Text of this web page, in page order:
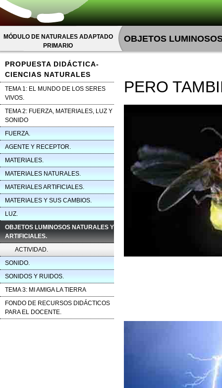
MÓDULO DE NATURALES ADAPTADO
PRIMARIO
PROPUESTA DIDÁCTICA-
CIENCIAS NATURALES
TEMA 1: EL MUNDO DE LOS SERES
VIVOS.
TEMA 2: FUERZA, MATERIALES, LUZ Y
SONIDO
FUERZA.
AGENTE Y RECEPTOR.
MATERIALES.
MATERIALES NATURALES.
MATERIALES ARTIFICIALES.
MATERIALES Y SUS CAMBIOS.
LUZ.
OBJETOS LUMINOSOS NATURALES Y
ARTIFICIALES.
ACTIVIDAD.
SONIDO.
SONIDOS Y RUIDOS.
TEMA 3: MI AMIGA LA TIERRA
FONDO DE RECURSOS DIDÁCTICOS
PARA EL DOCENTE.
OBJETOS
PERO